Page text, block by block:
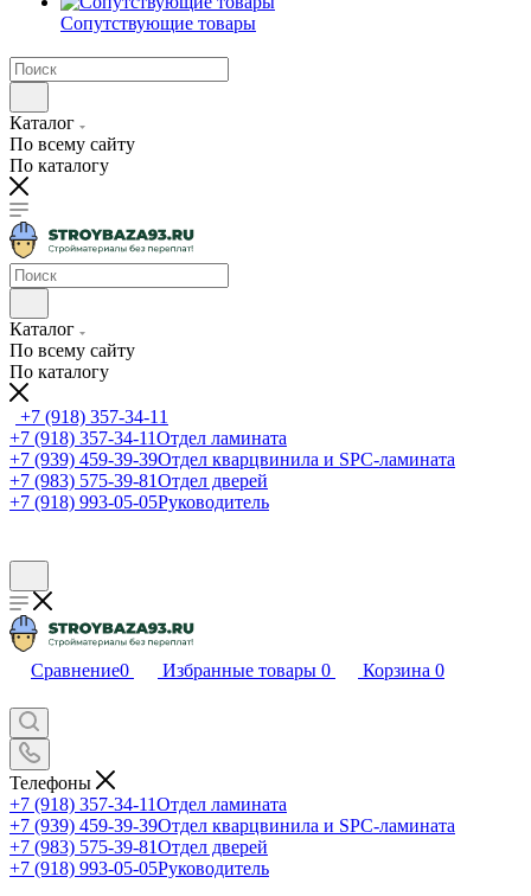
Сопутствующие товары
Каталог
По всему сайту
По каталогу
Каталог
По всему сайту
По каталогу
+7 (918) 357-34-11
+7 (918) 357-34-11Отдел ламината
+7 (939) 459-39-39Отдел кварцвинила и SPC-ламината
+7 (983) 575-39-81Отдел дверей
+7 (918) 993-05-05Руководитель
Сравнение0 Избранные товары 0 Корзина 0
Телефоны
+7 (918) 357-34-11Отдел ламината
+7 (939) 459-39-39Отдел кварцвинила и SPC-ламината
+7 (983) 575-39-81Отдел дверей
+7 (918) 993-05-05Руководитель